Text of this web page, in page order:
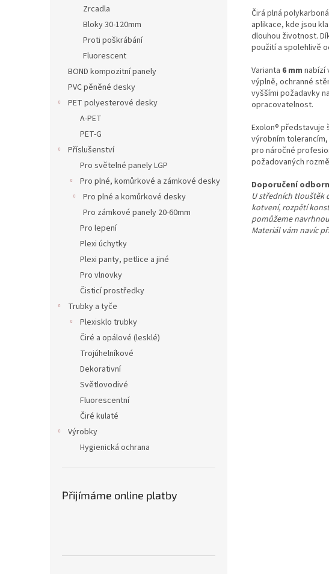
Zrcadla
Bloky 30-120mm
Proti poškrábání
Fluorescent
BOND kompozitní panely
PVC pěněné desky
PET polyesterové desky
A-PET
PET-G
Příslušenství
Pro světelné panely LGP
Pro plné, komůrkové a zámkové desky
Pro plné a komůrkové desky
Pro zámkové panely 20-60mm
Pro lepení
Plexi úchytky
Plexi panty, petlice a jiné
Pro vlnovky
Čisticí prostředky
Trubky a tyče
Plexisklo trubky
Čiré a opálové (lesklé)
Trojúhelníkové
Dekorativní
Světlovodivé
Fluorescentní
Čiré kulaté
Výrobky
Hygienická ochrana
Přijímáme online platby
Čirá plná
aplikace, kde jsou
dlouhou životnost.
použití a spolehlivě
Varianta 6 mm nabízí
výplně, ochranné
vyššími požadavky
opracovatelnost.
Exolon® představuje
výrobním
pro náročné
požadovaných
Doporučení
U středních tlouštěk
kotvení, rozpětí
pomůžeme
Materiál vám navíc